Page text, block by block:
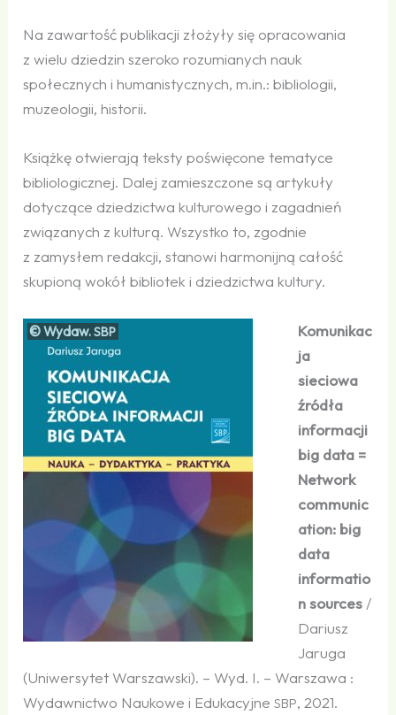
Na zawartość publikacji złożyły się opracowania
z wielu dziedzin szeroko rozumianych nauk
społecznych i humanistycznych, m.in.: bibliologii,
muzeologii, historii.
Książkę otwierają teksty poświęcone tematyce
bibliologicznej. Dalej zamieszczone są artykuły
dotyczące dziedzictwa kulturowego i zagadnień
związanych z kulturą. Wszystko to, zgodnie
z zamysłem redakcji, stanowi harmonijną całość
skupioną wokół bibliotek i dziedzictwa kultury.
© Wydaw.SBP
Komunikac
ja
sieciowa
źródła
informacji
big data =
Network
communic
ation: big
data
informatio
n sources /
Dariusz
Jaruga
(Uniwersytet Warszawski). – Wyd. I. – Warszawa :
Wydawnictwo Naukowe i EdukacyjneSBP, 2021.